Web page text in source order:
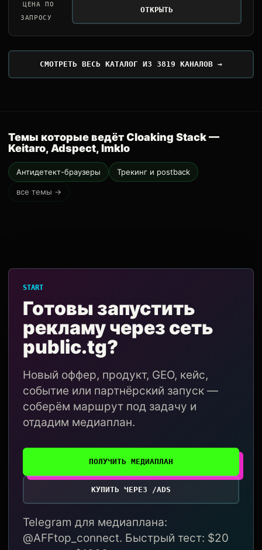
ЦЕНА ПО
ЗАПРОСУ
ОТКРЫТЬ
СМОТРЕТЬ ВЕСЬ КАТАЛОГ ИЗ 3819 КАНАЛОВ →
Темы которые ведёт Cloaking Stack —
Keitaro, Adspect, Imklo
Антидетект-браузеры Трекинг и postback
все темы →
START
Готовы запустить
рекламу через сеть
public.tg?
Новый оффер, продукт, GEO, кейс,
событие или партнёрский запуск —
соберём маршрут под задачу и
отдадим медиаплан.
ПОЛУЧИТЬ МЕДИАПЛАН
КУПИТЬ ЧЕРЕЗ /ADS
Telegram для медиаплана:
@AFFtop_connect. Быстрый тест: $20